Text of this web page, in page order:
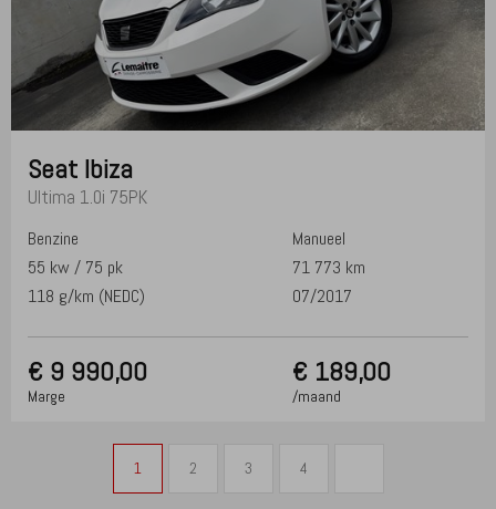
Seat Ibiza
Ultima 1.0i 75PK
Benzine
Manueel
55 kw / 75 pk
71 773 km
118 g/km (NEDC)
07/2017
€ 9 990,00
Marge
€ 189,00
/maand
1 2 3 4